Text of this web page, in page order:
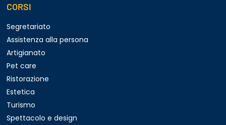
CORSI
Segretariato
Assistenza alla persona
Artigianato
Pet care
Ristorazione
Estetica
Turismo
Spettacolo e design